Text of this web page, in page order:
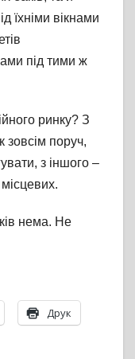
їхніми вікнами
під тими ж
ринку? З
зовсім поруч,
з іншого –
нема. Не
Друк